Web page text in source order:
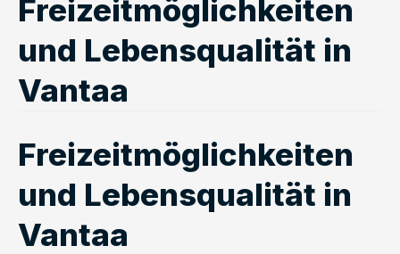
Freizeitmöglichkeiten
und Lebensqualität in
Vantaa
Freizeitmöglichkeiten
und Lebensqualität in
Vantaa